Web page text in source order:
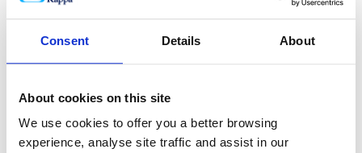
Consent Details About
About cookies on this site
We use cookies to offer you a better browsing
experience, analyse site traffic and assist in our